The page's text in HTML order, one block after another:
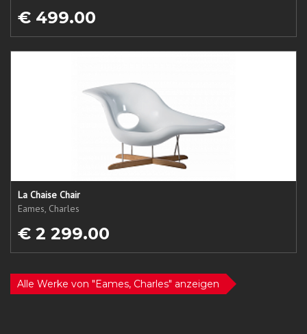
€ 499.00
La Chaise Chair
Eames, Charles
€ 2 299.00
Alle Werke von "Eames, Charles" anzeigen